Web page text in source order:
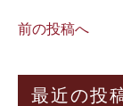
前の投稿へ
最近の投